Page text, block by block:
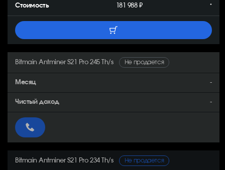
181 988 ₽ *
Bitmain Antminer S21 Pro 245 Th/s Не продается
-
-
Bitmain Antminer S21 Pro 234 Th/s Не продается